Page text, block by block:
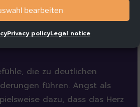
bearbeiten
Privacy policyLegal notice
die zu deutlichen
führen. Angst als
dazu, dass das Herz